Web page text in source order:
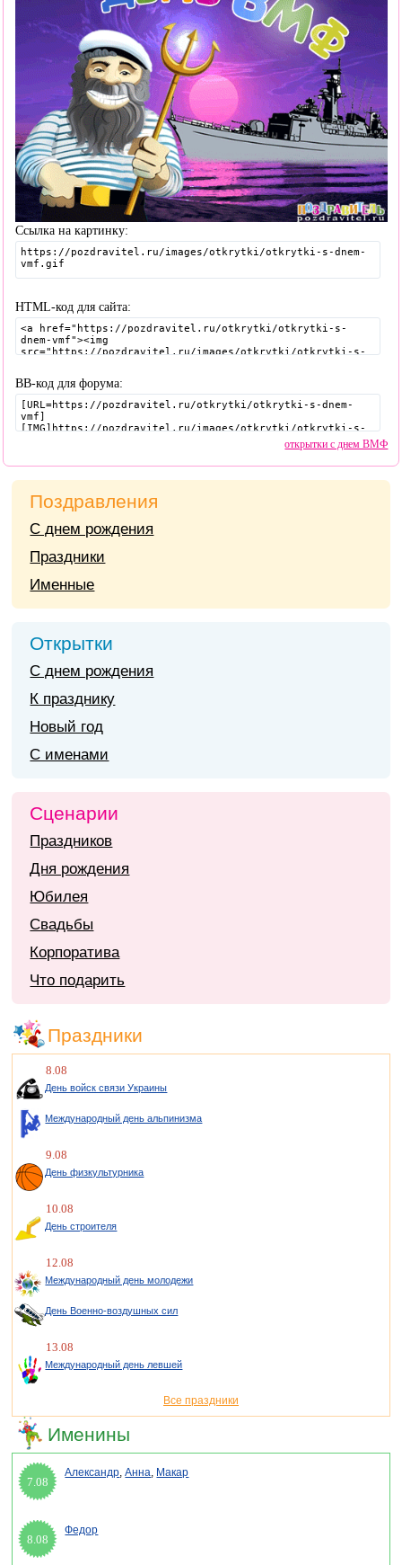
Ссылка на картинку:
HTML-код для сайта:
BB-код для форума:
открытки с днем ВМФ
Поздравления
С днем рождения
Праздники
Именные
Открытки
С днем рождения
К празднику
Новый год
С именами
Сценарии
Праздников
Дня рождения
Юбилея
Свадьбы
Корпоратива
Что подарить
Праздники
8.08
День войск связи Украины
Международный день альпинизма
9.08
День физкультурника
10.08
День строителя
12.08
Международный день молодежи
День Военно-воздушных сил
13.08
Международный день левшей
Все праздники
Именины
7.08
Александр,Анна, Макар
8.08
Федор